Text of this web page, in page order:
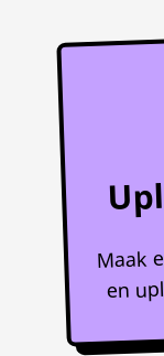
Maak
en